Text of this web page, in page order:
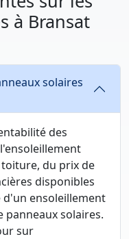
à Bransat
solaires
des
du prix de
disponibles
d'un ensoleillement
solaires.
sur